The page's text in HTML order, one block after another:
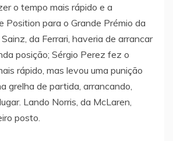
o tempo mais rápido e a
Position para o Grande Prémio da
da Ferrari, haveria de arrancar
posição; Sérgio Perez fez o
rápido, mas levou uma punição
grelha de partida, arrancando,
Lando Norris, da McLaren,
posto.